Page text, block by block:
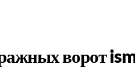
ворот